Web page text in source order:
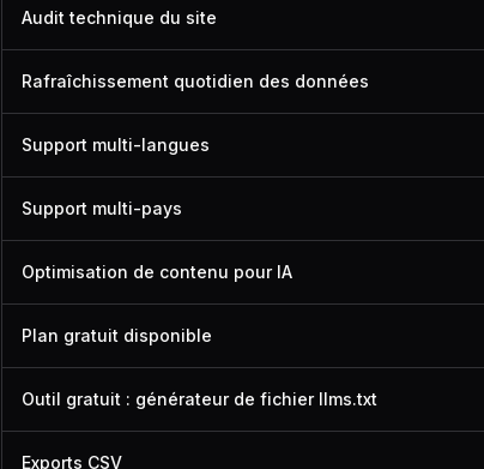
Audit technique du site
Rafraîchissement quotidien des données
Support multi-langues
Support multi-pays
Optimisation de contenu pour IA
Plan gratuit disponible
Outil gratuit : générateur de fichier llms.txt
Exports CSV